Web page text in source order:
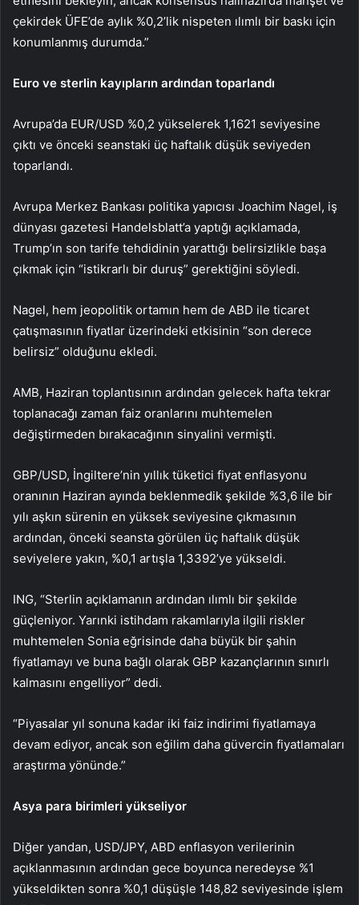
çekirdek ÜFE’de aylık %0,2’lik nispeten ılımlı bir baskı için
konumlanmış durumda.”
Euro ve sterlin kayıpların ardından toparlandı
Avrupa’da EUR/USD %0,2 yükselerek 1,1621 seviyesine
çıktı ve önceki seanstaki üç haftalık düşük seviyeden
toparlandı.
Avrupa Merkez Bankası politika yapıcısı Joachim Nagel, iş
dünyası gazetesi Handelsblatt’a yaptığı açıklamada,
Trump’ın son tarife tehdidinin yarattığı belirsizlikle başa
çıkmak için “istikrarlı bir duruş” gerektiğini söyledi.
Nagel, hem jeopolitik ortamın hem de ABD ile ticaret
çatışmasının fiyatlar üzerindeki etkisinin “son derece
belirsiz” olduğunu ekledi.
AMB, Haziran toplantısının ardından gelecek hafta tekrar
toplanacağı zaman faiz oranlarını muhtemelen
değiştirmeden bırakacağının sinyalini vermişti.
GBP/USD, İngiltere’nin yıllık tüketici fiyat enflasyonu
oranının Haziran ayında beklenmedik şekilde %3,6 ile bir
yılı aşkın sürenin en yüksek seviyesine çıkmasının
ardından, önceki seansta görülen üç haftalık düşük
seviyelere yakın, %0,1 artışla 1,3392’ye yükseldi.
ING, “Sterlin açıklamanın ardından ılımlı bir şekilde
güçleniyor. Yarınki istihdam rakamlarıyla ilgili riskler
muhtemelen Sonia eğrisinde daha büyük bir şahin
fiyatlamayı ve buna bağlı olarak GBP kazançlarının sınırlı
kalmasını engelliyor” dedi.
“Piyasalar yıl sonuna kadar iki faiz indirimi fiyatlamaya
devam ediyor, ancak son eğilim daha güvercin fiyatlamaları
araştırma yönünde.”
Asya para birimleri yükseliyor
Diğer yandan, USD/JPY, ABD enflasyon verilerinin
açıklanmasının ardından gece boyunca neredeyse %1
yükseldikten sonra %0,1 düşüşle 148,82 seviyesinde işlem